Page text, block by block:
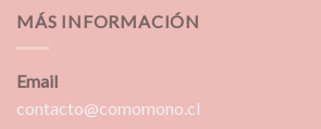
MÁS INFORMACIÓN
Email
contacto@comomono.cl